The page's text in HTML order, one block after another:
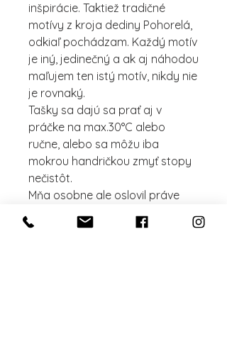
inšpirácie. Taktiež tradičné
motívy z kroja dediny Pohorelá,
odkiaľ pochádzam. Každý motív
je iný, jedinečný a ak aj náhodou
maľujem ten istý motív, nikdy nie
je rovnaký.
Tašky sa dajú sa prať aj v
práčke na max.30°C alebo
ručne, alebo sa môžu iba
mokrou handričkou zmyť stopy
nečistôt.
Mňa osobne ale oslovil práve
ten ošúchaný vzhľad, keď sa
taška už trochu zašpiní a